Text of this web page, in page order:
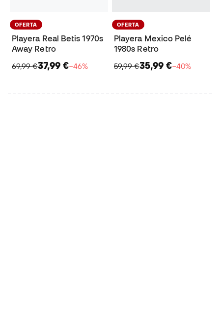
OFERTA
Playera Real Betis 1970s
Away Retro
69,99 €37,99 €−46%
OFERTA
Playera Mexico Pelé
1980s Retro
59,99 €35,99 €−40%